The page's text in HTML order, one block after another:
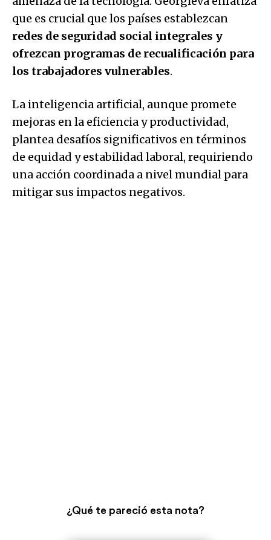
que es crucial que los países establezcan
redes de seguridad social integrales y
ofrezcan programas de recualificación para
los trabajadores vulnerables.
La inteligencia artificial, aunque promete
mejoras en la eficiencia y productividad,
plantea desafíos significativos en términos
de equidad y estabilidad laboral, requiriendo
una acción coordinada a nivel mundial para
mitigar sus impactos negativos.
¿Qué te pareció esta nota?